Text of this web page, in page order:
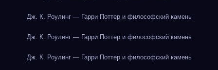
Дж. К. Роулинг — Гарри Поттер и философский камень
Дж. К. Роулинг — Гарри Поттер и философский камень
Дж. К. Роулинг — Гарри Поттер и философский камень